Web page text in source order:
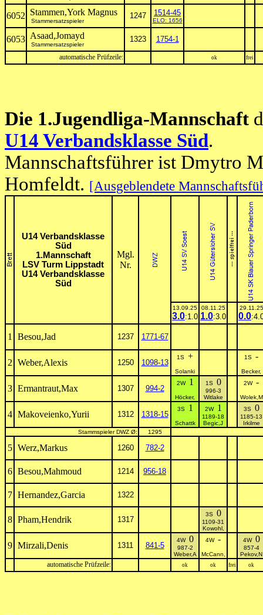
6052 Stammen,York Magnus
Stammersatzspieler
1247 1514-45
ELO: 1656
6053 Asaad,Jomayd
Stammersatzspieler
1323 1754-1
automatische Prüfzeile: ok frei
Die 1.Jugendliga-Mannschaft
U14 Verbandsklasse Süd.
Mannschaftsführer ist Dmytro
Homfeldt. [Ausgeblendete
U14 Verbandsklasse
Süd
1.Mannschaft
LSV Turm Lippstadt
U14 Verbandsklasse
Süd
Mgl.
Nr.
13.09.25
3.0:1.0
08.11.25
1.0:3.0
29.11.25
0.0
1 Besou,Jad 1237 1771-67
2 Weber,Alexis 1250 1098-13
1S +
Solanki
1S -
Becker,
3 Ermantraut,Max 1307 994-2
2W 1
Höcker,
1S 0
996-3
Witlake
2W -
Wolek,M
4 Makoveienko,Yurii 1312 1318-15
3S 1
Schattk
2W 1
1189-18
Begic,J
3S 0
1185-13
Irkilme
Stammspieler DWZ Ø:
1295
5 Werz,Markus 1260 782-2
6 Besou,Mahmoud 1214 956-18
7 Hernandez,Garcia 1322
8 Pham,Hendrik 1317
3S 0
1109-31
Kowohl,
9 Mirzali,Denis 1311 841-5
4W 0
987-2
Weber,A
4W -
McCann,
4W 0
857-4
Pekov,N
automatische Prüfzeile: ok ok frei ok